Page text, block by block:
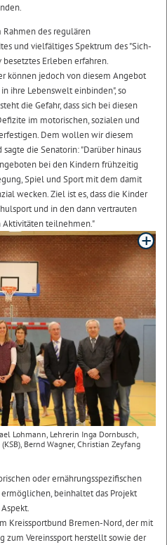
des regulären
und vielfältiges Spektrum des "Sich-
Erleben erfahren.
können jedoch von diesem Angebot
ihre Lebenswelt einbinden", so
die Gefahr, dass sich bei diesen
im motorischen, sozialen und
Dem wollen wir diesem
die Senatorin: "Darüber hinaus
bei den Kindern frühzeitig
Spiel und Sport mit dem damit
wecken. Ziel ist es, dass die Kinder
und in den dann vertrauten
teilnehmen."
Lohmann, Lehrerin Inga Dornbusch,
Bernd Wagner, Christian Zeyfang
oder ernährungsspezifischen
beinhaltet das Projekt
Kreissportbund Bremen-Nord, der mit
zum Vereinssport herstellt sowie der